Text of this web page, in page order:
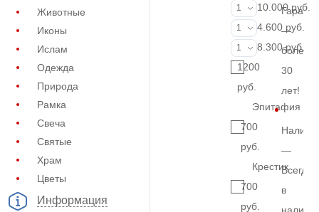
Животные
Иконы
Ислам
Одежда
Природа
Рамка
Свеча
Святые
Храм
Цветы
Информация
Портрет
1
10.000 руб.
Фотокерамика
1
4.600 руб.
Фото на
1
8.300 руб.
1200
руб.
Эпитафия
700
руб.
Крестик
700
руб.
—
более
30
лет!
—
Всегда
в